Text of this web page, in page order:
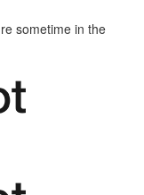
sometime in the